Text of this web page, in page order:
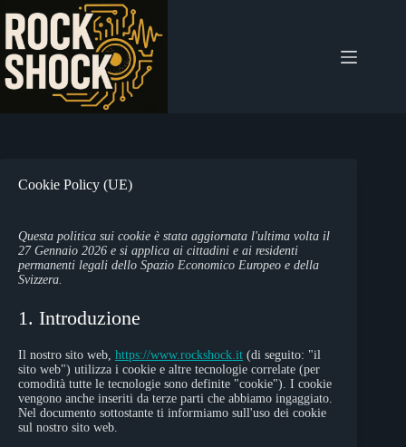
contenuto
Cookie Policy (UE)
Questa politica sui cookie è stata aggiornata l'ultima volta il
27 Gennaio 2026 e si applica ai cittadini e ai residenti
permanenti legali dello Spazio Economico Europeo e della
Svizzera.
1. Introduzione
Il nostro sito web, https://www.rockshock.it (di seguito: "il
sito web") utilizza i cookie e altre tecnologie correlate (per
comodità tutte le tecnologie sono definite "cookie"). I cookie
vengono anche inseriti da terze parti che abbiamo ingaggiato.
Nel documento sottostante ti informiamo sull'uso dei cookie
sul nostro sito web.